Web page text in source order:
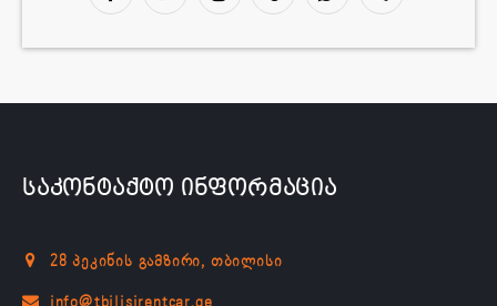
საკონტაქტო ინფორმაცია
28 პეკინის გამზირი, თბილისი